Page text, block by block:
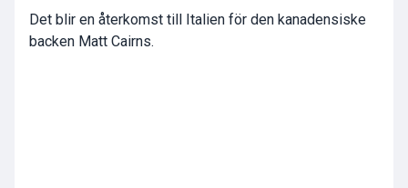
Det blir en återkomst till Italien för den kanadensiske
backen Matt Cairns.